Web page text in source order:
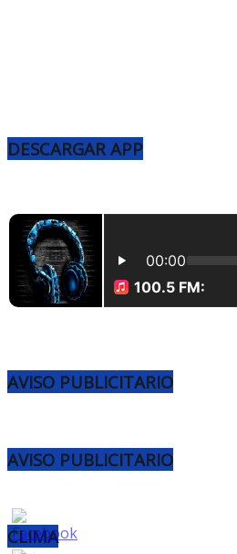
DESCARGAR APP
AVISO PUBLICITARIO
AVISO PUBLICITARIO
CLIMA